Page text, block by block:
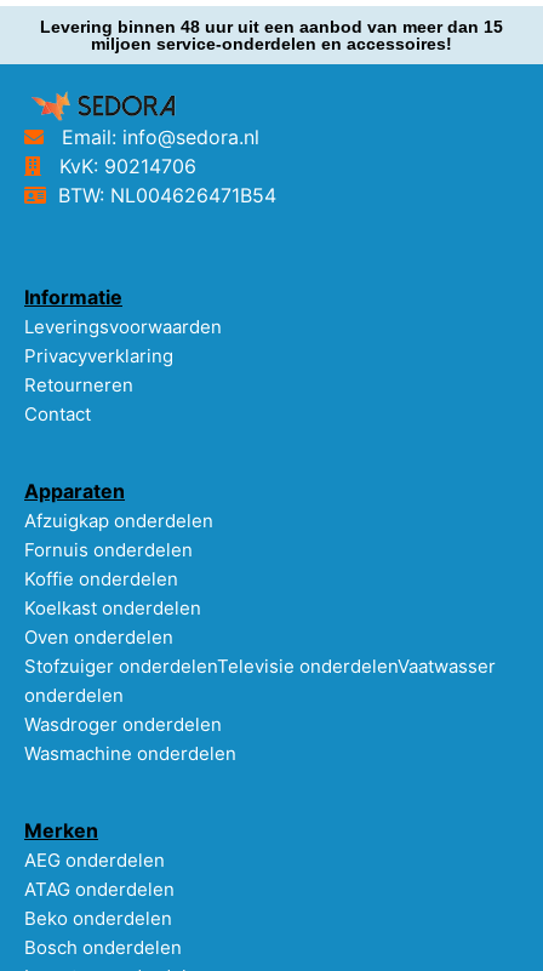
Levering binnen 48 uur uit een aanbod van meer dan 15
miljoen service-onderdelen en accessoires!
Email: info@sedora.nl
KvK: 90214706
BTW: NL004626471B54
Informatie
Leveringsvoorwaarden
Privacyverklaring
Retourneren
Contact
Apparaten
Afzuigkap onderdelen
Fornuis onderdelen
Koffie onderdelen
Koelkast onderdelen
Oven onderdelen
Stofzuiger onderdelenTelevisie onderdelenVaatwasser
onderdelen
Wasdroger onderdelen
Wasmachine onderdelen
Merken
AEG onderdelen
ATAG onderdelen
Beko onderdelen
Bosch onderdelen